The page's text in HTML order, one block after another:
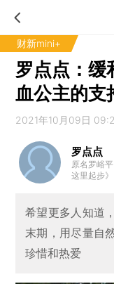
财新mini+
罗点点：缓
血公主的支
2021年10月09日
罗点点
原名罗峪
这里起步
希望更多人知道
末期，用尽量自
珍惜和热爱